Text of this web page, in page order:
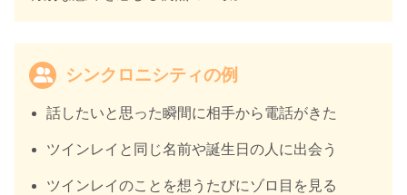
シンクロニシティの例
話したいと思った瞬間に相手から電話がきた
ツインレイと同じ名前や誕生日の人に出会う
ツインレイのことを想うたびにゾロ目を見る